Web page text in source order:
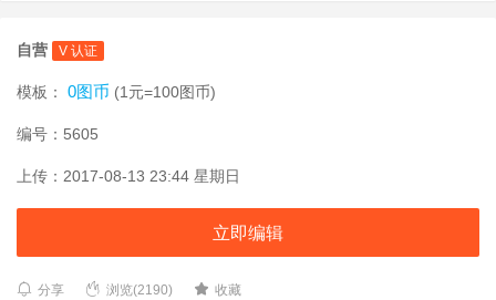
自营 V 认证
模板： 0图币 (1元=100图币)
编号：5605
上传：2017-08-13 23:44 星期日
立即编辑
分享 浏览(2190) 收藏